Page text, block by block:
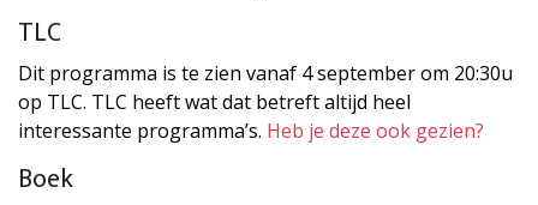
TLC
Dit programma is te zien vanaf 4 september om 20:30u
op TLC. TLC heeft wat dat betreft altijd heel
interessante programma’s. Heb je deze ook gezien?
Boek